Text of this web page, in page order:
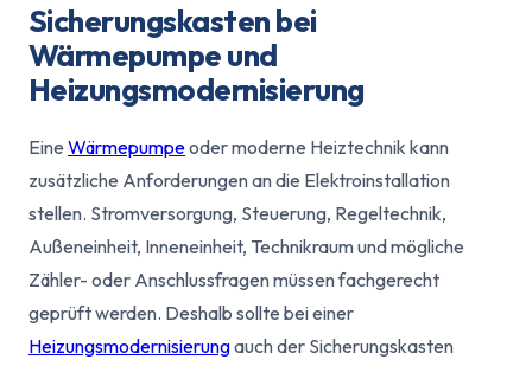
Sicherungskasten bei
Wärmepumpe und
Heizungsmodernisierung
Eine Wärmepumpeoder moderne Heiztechnik kann
zusätzliche Anforderungen an die Elektroinstallation
stellen. Stromversorgung, Steuerung, Regeltechnik,
Außeneinheit, Inneneinheit, Technikraum und mögliche
Zähler- oder Anschlussfragen müssen fachgerecht
geprüft werden. Deshalb sollte bei einer
Heizungsmodernisierungauch der Sicherungskasten